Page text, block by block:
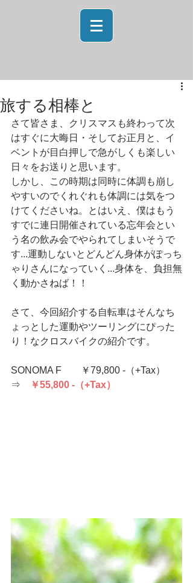
旅する相棒と
さて皆さま、クリスマスも終わって次
はすぐに大晦日・そしてお正月と、イ
ベントが目白押しで急がしくも楽しい
日々をお送りと思います。
しかし、この時期は同時に体調も崩し
やすいのでくれぐれも体調には気をつ
けてくださいね。とはいえ、僕はもう
すでに連日開催されている忘年会とい
う名の飲み会でやられてしまいそうで
す...運動しないとどんどん身体がぽっち
ゃりさんになっていく...身体を、負担無
く動かさねば！！
さて、今回紹介する自転車はそんなち
ょっとした運動やツーリングにぴった
り！なクロスバイクの紹介です。
SONOMA F　　￥79,800 -（+Tax）
⇒
￥55,800 -（+Tax）